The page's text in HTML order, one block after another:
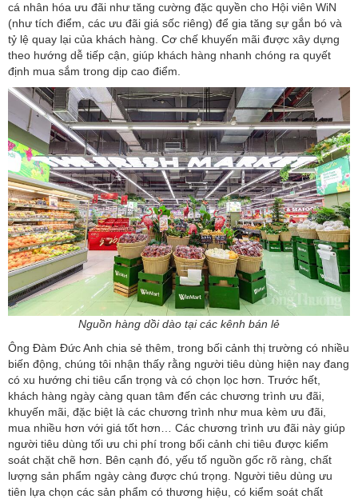
cá nhân hóa ưu đãi như tăng cường đặc quyền cho Hội viên WiN
(như tích điểm, các ưu đãi giá sốc riêng) để gia tăng sự gắn bó và
tỷ lệ quay lại của khách hàng. Cơ chế khuyến mãi được xây dựng
theo hướng dễ tiếp cận, giúp khách hàng nhanh chóng ra quyết
định mua sắm trong dịp cao điểm.
Nguồn hàng dồi dào tại các kênh bán lẻ
Ông Đàm Đức Anh chia sẻ thêm, trong bối cảnh thị trường có nhiều
biến động, chúng tôi nhận thấy rằng người tiêu dùng hiện nay đang
có xu hướng chi tiêu cẩn trọng và có chọn lọc hơn. Trước hết,
khách hàng ngày càng quan tâm đến các chương trình ưu đãi,
khuyến mãi, đặc biệt là các chương trình như mua kèm ưu đãi,
mua nhiều hơn với giá tốt hơn… Các chương trình ưu đãi này giúp
người tiêu dùng tối ưu chi phí trong bối cảnh chi tiêu được kiểm
soát chặt chẽ hơn. Bên cạnh đó, yếu tố nguồn gốc rõ ràng, chất
lượng sản phẩm ngày càng được chú trọng. Người tiêu dùng ưu
tiên lựa chọn các sản phẩm có thương hiệu, có kiểm soát chất